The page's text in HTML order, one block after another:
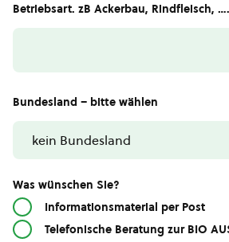
Betriebsart. zB Ackerbau, Rindfleisch, ….
Bundesland – bitte wählen
Was wünschen Sie?
Informationsmaterial per Post
Telefonische Beratung zur BIO